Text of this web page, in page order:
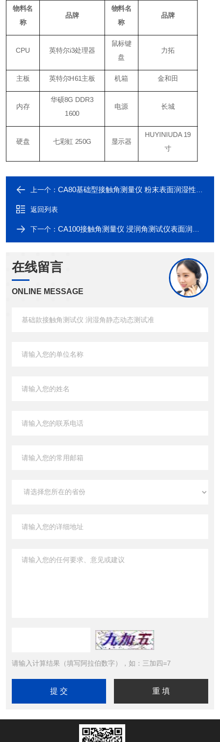
物料名
称
品牌
物料名
称
品牌
CPU 英特尔i3处理器
鼠标键
盘
力拓
主板 英特尔H61主板 机箱 金和田
内存
华硕8G DDR3
1600
电源 长城
硬盘 七彩虹 250G 显示器
HUYINIUDA 19
寸
上一个： CA80基础型接触角测量仪 粉末表面润湿性测试
返回列表
下一个： CA100接触角测量仪 浸润角测试仪表面润湿性测试
在线留言
ONLINE MESSAGE
请输入计算结果（填写阿拉伯数字），如：三加四=7